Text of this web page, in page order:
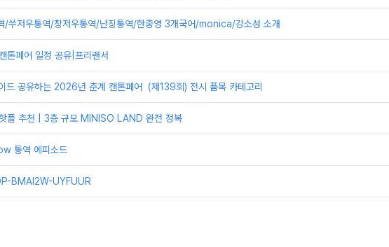
역/쑤저우통역/창저우통역/난징통역/한중영 3개국어/monica/강소성 소개
톤페어 일정 공유|프리랜서
드 공유하는 2026년 춘계 캔톤페어（제139회) 전시 품목 카테고리
플 추천 | 3층 규모 MINISO LAND 완전 정복
통역 에피소드
BMAI2W-UYFUUR